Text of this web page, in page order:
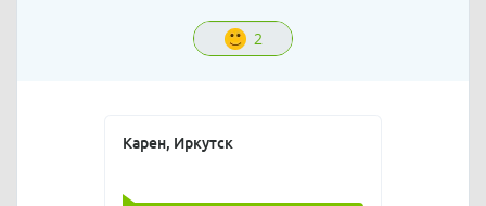
2
Карен, Иркутск